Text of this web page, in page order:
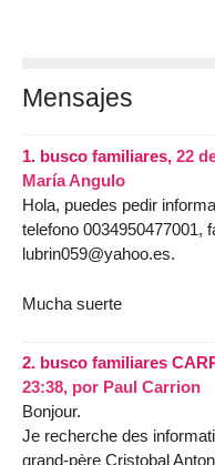
Mensajes
1. busco familiares, 22
María Angulo
Hola, puedes pedir
telefono 0034950477001,
lubrin059@yahoo.es.
Mucha suerte
2. busco familiares
23:38, por Paul Carrion
Bonjour.
Je recherche des
grand-père Cristobal